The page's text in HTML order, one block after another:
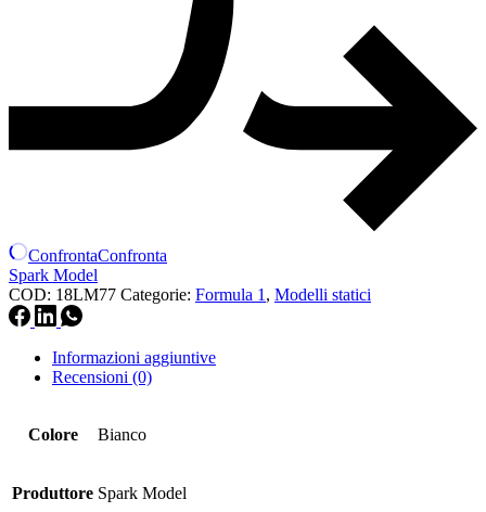
ConfrontaConfronta
Spark Model
COD: 18LM77 Categorie: Formula 1 , Modelli statici
Informazioni aggiuntive
Recensioni (0)
Colore Bianco
Produttore Spark Model